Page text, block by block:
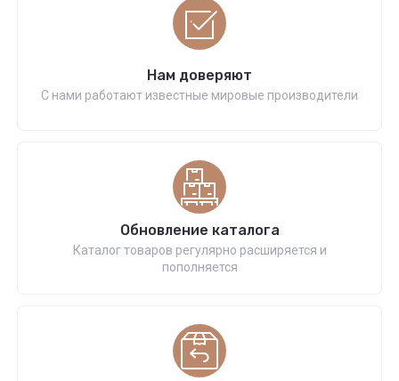
Нам доверяют
С нами работают известные мировые производители
Обновление каталога
Каталог товаров регулярно расширяется и
пополняется